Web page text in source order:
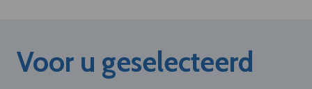
Voor u geselecteerd